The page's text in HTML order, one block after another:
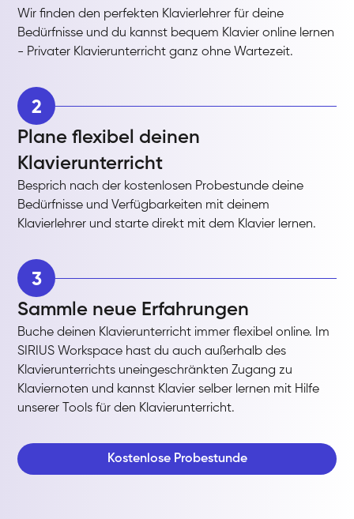
Wir finden den perfekten Klavierlehrer für deine
Bedürfnisse und du kannst bequem Klavier online lernen
- Privater Klavierunterricht ganz ohne Wartezeit.
2
Plane flexibel deinen
Klavierunterricht
Besprich nach der kostenlosen Probestunde deine
Bedürfnisse und Verfügbarkeiten mit deinem
Klavierlehrer und starte direkt mit dem Klavier lernen.
3
Sammle neue Erfahrungen
Buche deinen Klavierunterricht immer flexibel online. Im
SIRIUS Workspace hast du auch außerhalb des
Klavierunterrichts uneingeschränkten Zugang zu
Klaviernoten und kannst Klavier selber lernen mit Hilfe
unserer Tools für den Klavierunterricht.
Kostenlose Probestunde